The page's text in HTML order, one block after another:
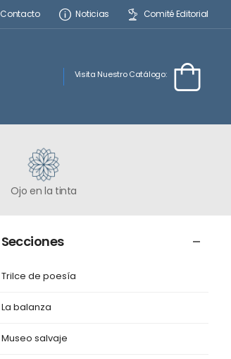
Contacto Noticias Comité Editorial
Visita Nuestro Catálogo:
Ojo en la tinta
Secciones
Trilce de poesía
La balanza
Museo salvaje